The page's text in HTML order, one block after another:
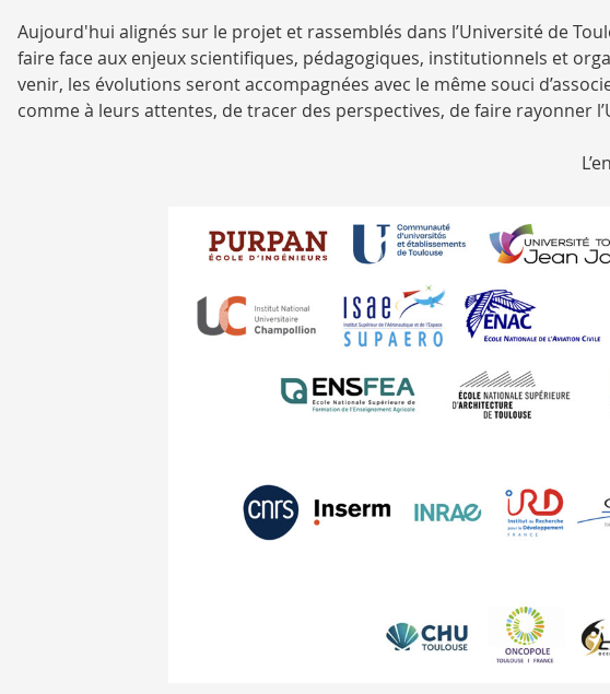
Aujourd'hui alignés sur le projet et rassemblés dans l’Université de
faire face aux enjeux scientifiques, pédagogiques, institutionnels et
venir, les évolutions seront accompagnées avec le même souci
comme à leurs attentes, de tracer des perspectives, de faire rayonner